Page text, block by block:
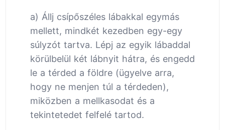
a) Állj csípőszéles lábakkal egymás
mellett, mindkét kezedben egy-egy
súlyzót tartva. Lépj az egyik lábaddal
körülbelül két lábnyit hátra, és engedd
le a térded a földre (ügyelve arra,
hogy ne menjen túl a térdeden),
miközben a mellkasodat és a
tekintetedet felfelé tartod.